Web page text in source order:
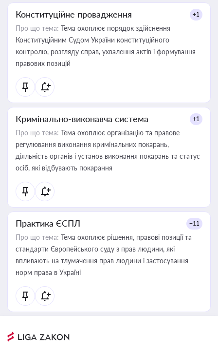
Конституційне провадження +1
Про що тема: Тема охоплює порядок здійснення
Конституційним Судом України конституційного
контролю, розгляду справ, ухвалення актів і формування
правових позицій
Кримінально-виконавча система +1
Про що тема: Тема охоплює організацію та правове
регулювання виконання кримінальних покарань,
діяльність органів і установ виконання покарань та статус
осіб, які відбувають покарання
Практика ЄСПЛ +11
Про що тема: Тема охоплює рішення, правові позиції та
стандарти Європейського суду з прав людини, які
впливають на тлумачення прав людини і застосування
норм права в Україні